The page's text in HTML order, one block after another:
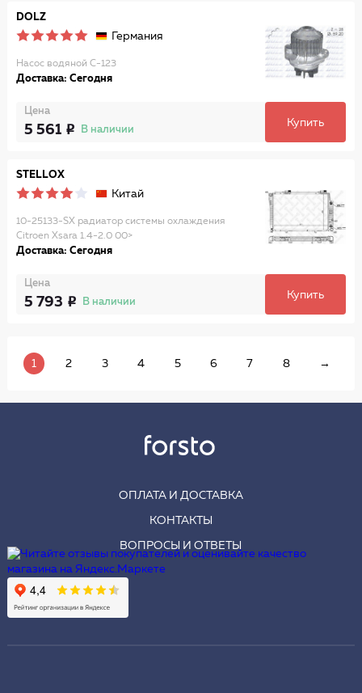
DOLZ
Германия
Насос водяной C-123
Доставка: Сегодня
Цена
5 561 В наличии
Купить
STELLOX
Китай
10-25133-SX радиатор системы охлаждения
Citroen Xsara 1.4-2.0 00>
Доставка: Сегодня
Цена
5 793 В наличии
Купить
1 2 3 4 5 6 7 8 →
ОПЛАТА И ДОСТАВКА
КОНТАКТЫ
ВОПРОСЫ И ОТВЕТЫ